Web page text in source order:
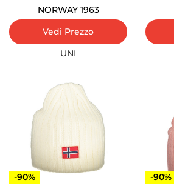
NORWAY 1963
Vedi Prezzo
UNI
-90% -90%